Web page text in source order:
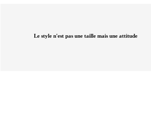
Le style n'est pas une taille mais une attitude